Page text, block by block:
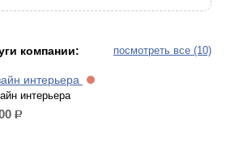
посмотреть все (10)
компании:
интерьера
интерьера
р.